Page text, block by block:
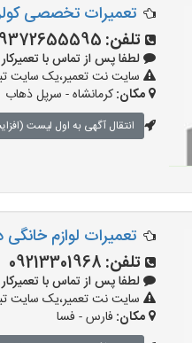
تعمیرات تخصصی
تلفن:
لطفا پس از تماس با تعمیرکار
سایت نت تعمیر،یک سایت
مکان:کرمانشاه - سرپل ذهاب
انتقال آگهی به اول لیست
تعمیرات لوازم خانگی
تلفن: 09213301968
لطفا پس از تماس با تعمیرکار
سایت نت تعمیر،یک سایت
مکان: فارس - فسا